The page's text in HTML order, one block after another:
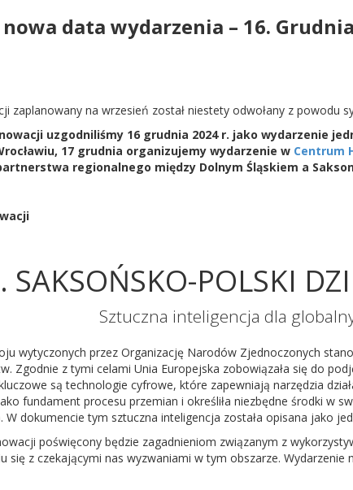
data wydarzenia – 16.
zaplanowany na wrzesień został niestety odwołany z powodu
uzgodniliśmy 16 grudnia 2024 r. jako wydarzenie
17 grudnia organizujemy wydarzenie w Centrum
regionalnego między Dolnym Śląskiem a
SAKSOŃSKO-POLSKI
Sztuczna inteligencja dla
wytyczonych przez Organizację Narodów Zjednoczonych
Zgodnie z tymi celami Unia Europejska zobowiązała się do
są technologie cyfrowe, które zapewniają narzędzia
fundament procesu przemian i określiła niezbędne środki w
W dokumencie tym sztuczna inteligencja została opisana jako
poświęcony będzie zagadnieniom związanym z
z czekającymi nas wyzwaniami w tym obszarze.